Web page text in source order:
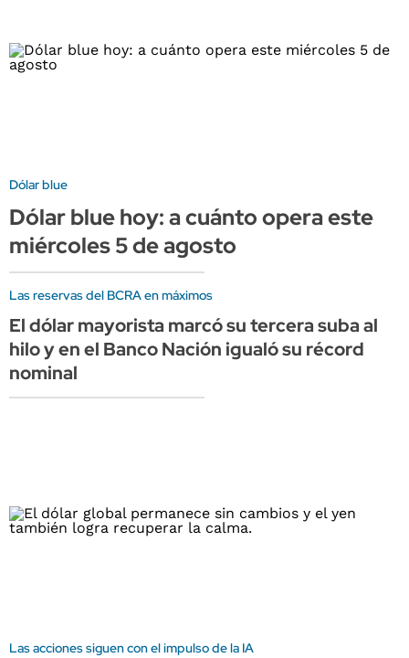
Dólar blue
Dólar blue hoy: a cuánto opera este
miércoles 5 de agosto
Las reservas del BCRA en máximos
El dólar mayorista marcó su tercera suba al
hilo y en el Banco Nación igualó su récord
nominal
Las acciones siguen con el impulso de la IA